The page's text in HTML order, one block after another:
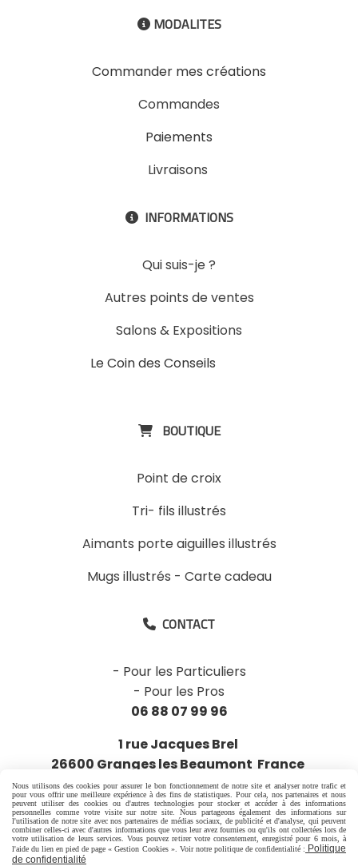
 MODALITES
Commander mes créations
Commandes
Paiements
Livraisons
 INFORMATIONS
Qui suis-je ?
Autres points de ventes
Salons & Expositions
Le Coin des Conseils
 BOUTIQUE
Point de croix
Tri- fils illustrés
Aimants porte aiguilles illustrés
Mugs illustrés - Carte cadeau
 CONTACT
- Pour les Particuliers
- Pour les Pros
06 88 07 99 96
1 rue Jacques Brel
26600 Granges les Beaumont France
Nous utilisons des cookies pour assurer le bon fonctionnement de notre site et analyser notre trafic et
pour vous offrir une meilleure expérience à des fins de statistiques. Pour cela, nos partenaires et nous
peuvent utiliser des cookies ou d'autres technologies pour stocker et accéder à des informations
personnelles comme votre visite sur notre site. Nous partageons également des informations sur
l'utilisation de notre site avec nos partenaires de médias sociaux, de publicité et d'analyse, qui peuvent
combiner celles-ci avec d'autres informations que vous leur avez fournies ou qu'ils ont collectées lors de
votre utilisation de leurs services. Vous pouvez retirer votre consentement, enregistré pour 6 mois, à
l'aide du lien en pied de page « Gestion Cookies ». Voir notre politique de confidentialité : Politique
de confidentialité